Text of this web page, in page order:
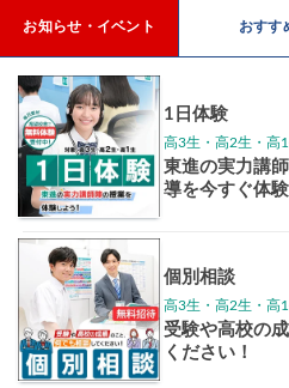
学年別案内
高3生 高2生 高